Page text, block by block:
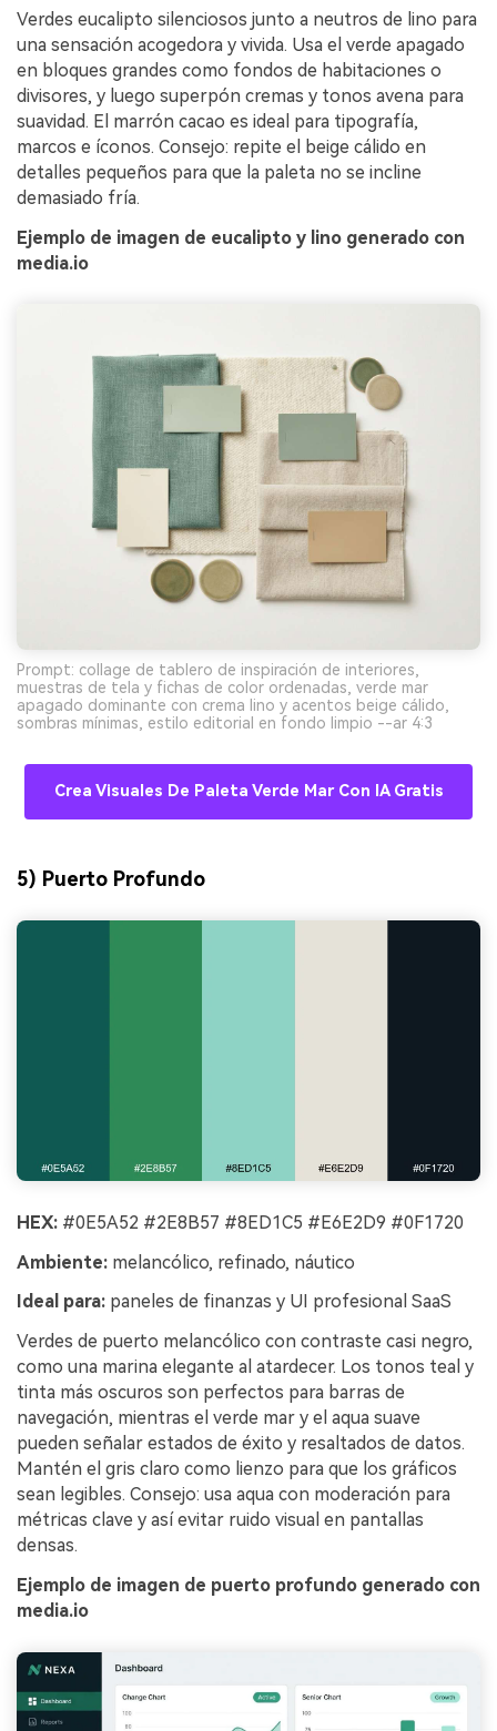
Verdes eucalipto silenciosos junto a neutros de lino para
una sensación acogedora y vivida. Usa el verde apagado
en bloques grandes como fondos de habitaciones o
divisores, y luego superpón cremas y tonos avena para
suavidad. El marrón cacao es ideal para tipografía,
marcos e íconos. Consejo: repite el beige cálido en
detalles pequeños para que la paleta no se incline
demasiado fría.
Ejemplo de imagen de eucalipto y lino generado con
media.io
Prompt: collage de tablero de inspiración de interiores,
muestras de tela y fichas de color ordenadas, verde mar
apagado dominante con crema lino y acentos beige cálido,
sombras mínimas, estilo editorial en fondo limpio --ar 4:3
Crea Visuales De Paleta Verde Mar Con IA Gratis
5) Puerto Profundo
HEX: #0E5A52 #2E8B57 #8ED1C5 #E6E2D9 #0F1720
Ambiente: melancólico, refinado, náutico
Ideal para: paneles de finanzas y UI profesional SaaS
Verdes de puerto melancólico con contraste casi negro,
como una marina elegante al atardecer. Los tonos teal y
tinta más oscuros son perfectos para barras de
navegación, mientras el verde mar y el aqua suave
pueden señalar estados de éxito y resaltados de datos.
Mantén el gris claro como lienzo para que los gráficos
sean legibles. Consejo: usa aqua con moderación para
métricas clave y así evitar ruido visual en pantallas
densas.
Ejemplo de imagen de puerto profundo generado con
media.io